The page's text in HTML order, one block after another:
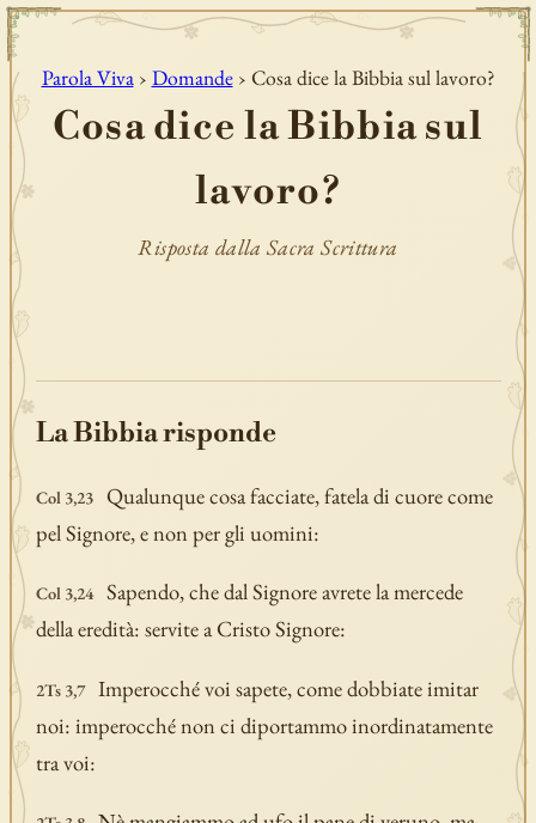
Parola Viva › Domande› Cosa dice la Bibbia sul lavoro?
Cosa dice la Bibbia sul
lavoro?
Risposta dalla Sacra Scrittura
La Bibbia risponde
Col 3,23
Qualunque cosa facciate, fatela di cuore come
pel Signore, e non per gli uomini:
Col 3,24
Sapendo, che dal Signore avrete la mercede
della eredità: servite a Cristo Signore:
2Ts 3,7
Imperocché voi sapete, come dobbiate imitar
noi: imperocché non ci diportammo inordinatamente
tra voi: